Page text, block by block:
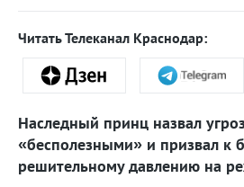
Читать Телеканал Краснодар:
Наследный принц назвал
«бесполезными» и призвал к
решительному давлению на